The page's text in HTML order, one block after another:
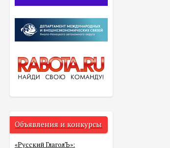
Объявления и конкурсы
«Русский ГлаголЪ»: